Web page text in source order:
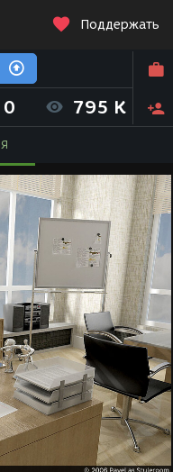
Поддержать
0 795 K